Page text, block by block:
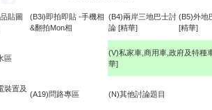
貼圖
(B3i)即拍即貼 -手機相
&翻拍Mon相
(B4)兩岸三地巴士討
論 [精華]
(B5)外地
[精華]
區
(V)私家車,商用車,政府及特種
華]
裝置及
(A19)問路專區 (N)其他討論題目